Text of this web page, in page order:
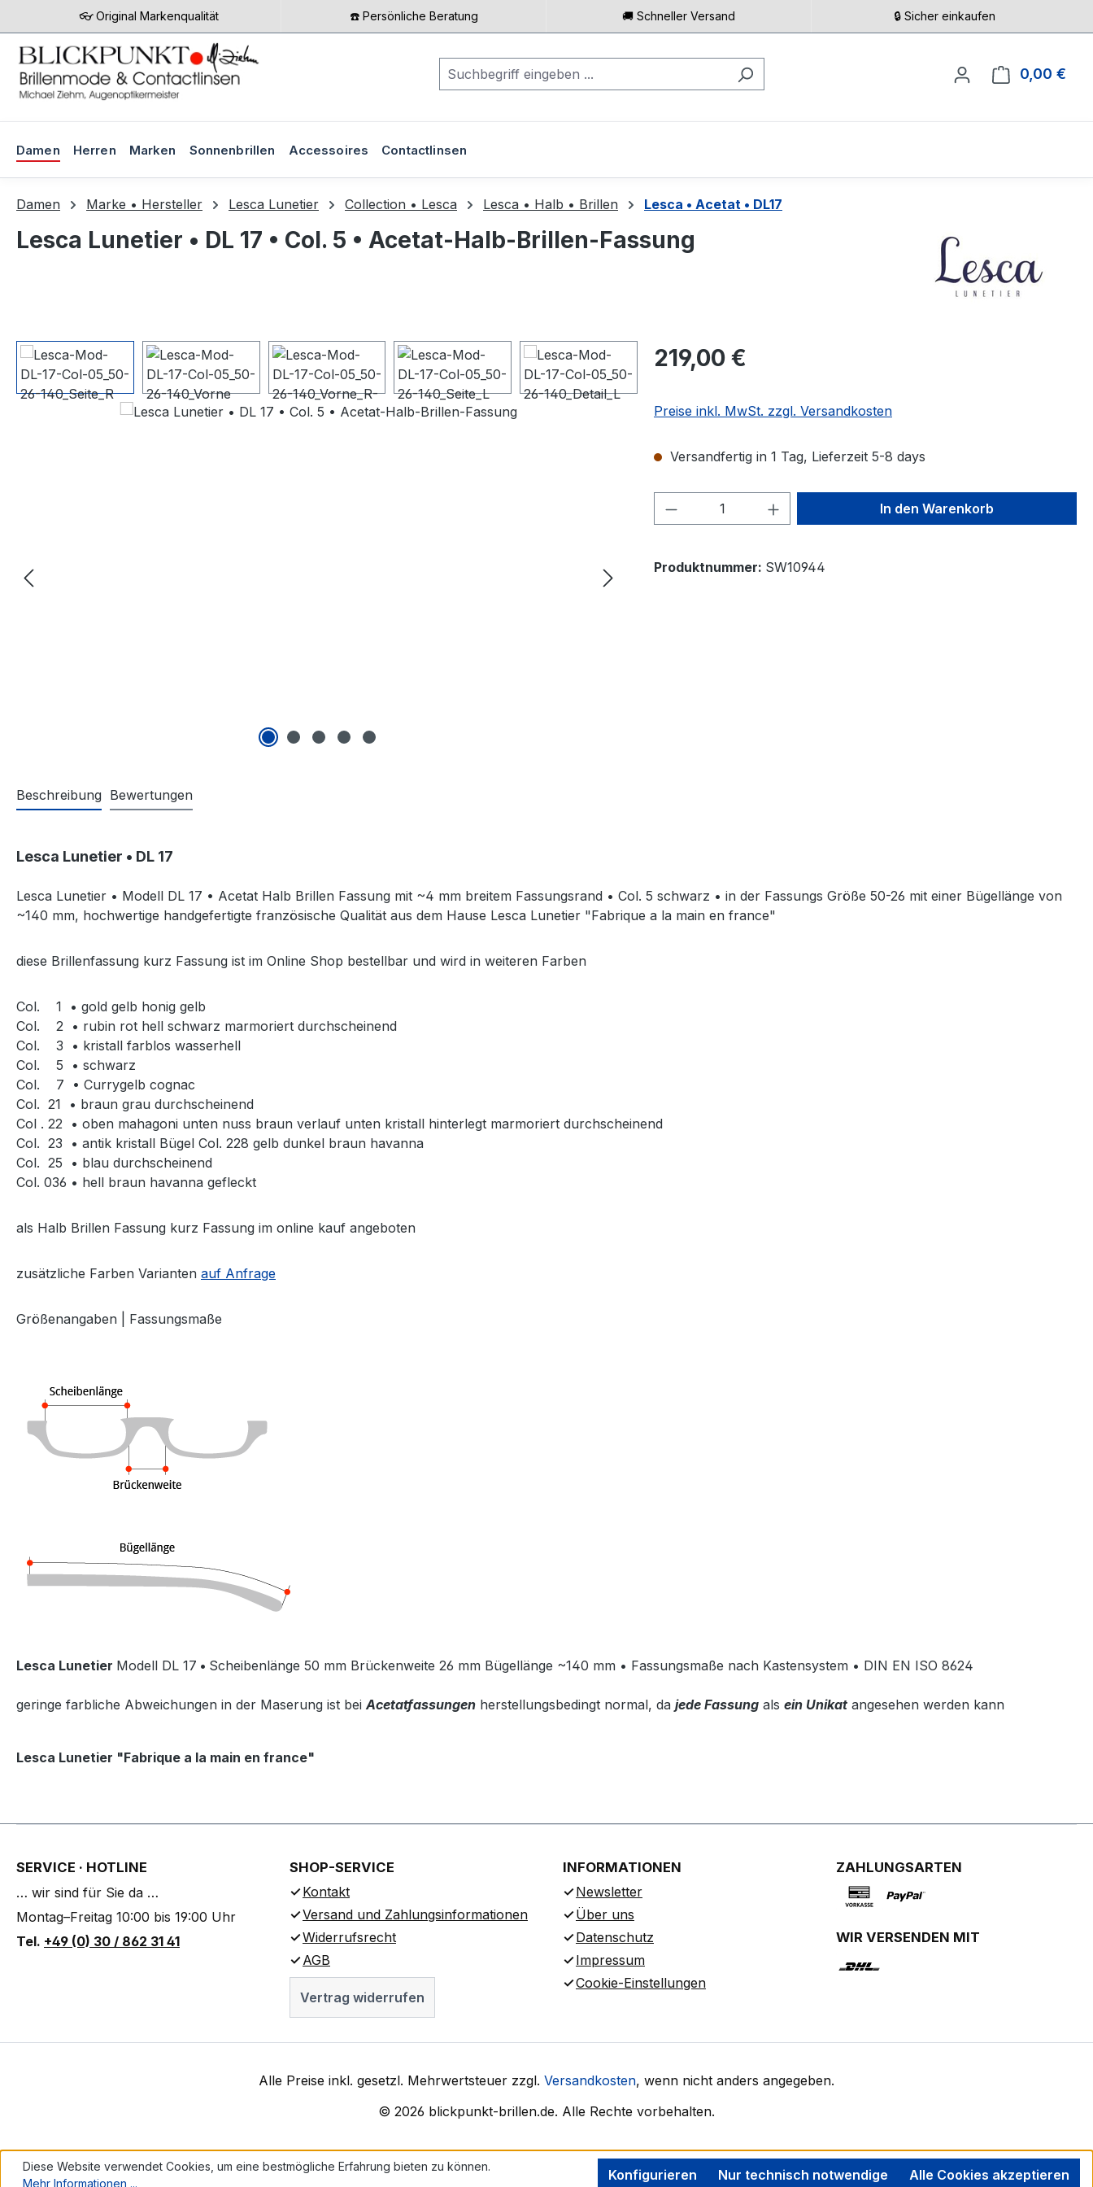
Hauptinhalt springen
Zur Suche springen
Zur Hauptnavigation springen
👓 Original Markenqualität ☎️ Persönliche Beratung 🚚 Schneller Versand 🔒 Sicher einkaufen
0,00 €
Damen Herren Marken Sonnenbrillen Accessoires Contactlinsen
Damen Marke • Hersteller Lesca Lunetier Collection • Lesca Lesca • Halb • Brillen Lesca • Acetat • DL17
Lesca Lunetier • DL 17 • Col. 5 • Acetat-Halb-Brillen-Fassung
Bildergalerie überspringen Regulärer Preis:
219,00 €
Preise inkl. MwSt. zzgl. Versandkosten
Versandfertig in 1 Tag, Lieferzeit 5-8 days
Produkt Anzahl: Gib den gewünschten Wert
In den Warenkorb
Produktnummer: SW10944
Beschreibung Bewertungen
Lesca Lunetier • DL 17
Lesca Lunetier • Modell DL 17 • Acetat Halb Brillen Fassung mit ~4 mm breitem Fassungsrand • Col. 5 schwarz • in der Fassungs Größe 50-26 mit einer Bügellänge von
~140 mm, hochwertige handgefertigte französische Qualität aus dem Hause Lesca Lunetier "Fabrique a la main en france"
diese Brillenfassung kurz Fassung ist im Online Shop bestellbar und wird in weiteren Farben
Col. 1 • gold gelb honig gelb
Col. 2 • rubin rot hell schwarz marmoriert durchscheinend
Col. 3 • kristall farblos wasserhell
Col. 5 • schwarz
Col. 7 • Currygelb cognac
Col. 21 • braun grau durchscheinend
Col . 22 • oben mahagoni unten nuss braun verlauf unten kristall hinterlegt marmoriert durchscheinend
Col. 23 • antik kristall Bügel Col. 228 gelb dunkel braun havanna
Col. 25 • blau durchscheinend
Col. 036 • hell braun havanna gefleckt
als Halb Brillen Fassung kurz Fassung im online kauf angeboten
zusätzliche Farben Varianten auf Anfrage
Größenangaben | Fassungsmaße
Lesca Lunetier Modell DL 17 • Scheibenlänge 50 mm Brückenweite 26 mm Bügellänge ~140 mm • Fassungsmaße nach Kastensystem • DIN EN ISO 8624
geringe farbliche Abweichungen in der Maserung ist bei Acetatfassungen herstellungsbedingt normal, da jede Fassung als ein Unikat angesehen werden kann
Lesca Lunetier "Fabrique a la main en france"
SERVICE · HOTLINE
… wir sind für Sie da …
Montag–Freitag 10:00 bis 19:00 Uhr
Tel. +49 (0) 30 / 862 31 41
SHOP-SERVICE
Kontakt
Versand und Zahlungsinformationen
Widerrufsrecht
AGB
Vertrag widerrufen
INFORMATIONEN
Newsletter
Über uns
Datenschutz
Impressum
Cookie-Einstellungen
ZAHLUNGSARTEN
WIR VERSENDEN MIT
Alle Preise inkl. gesetzl. Mehrwertsteuer zzgl. Versandkosten, wenn nicht anders angegeben.
© 2026 blickpunkt-brillen.de. Alle Rechte vorbehalten.
Diese Website verwendet Cookies, um eine bestmögliche Erfahrung bieten zu können.
Mehr Informationen ...
Nur technisch notwendige
Konfigurieren Alle Cookies akzeptieren